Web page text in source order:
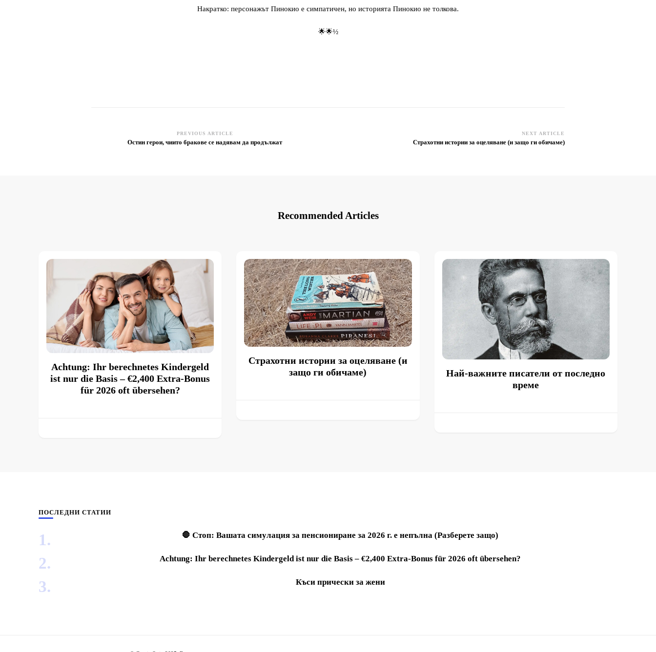
Накратко: персонажът Пинокио е симпатичен, но историята Пинокио не толкова.
🌟🌟½
PREVIOUS ARTICLE
Остин герои, чиито бракове се надявам да продължат
NEXT ARTICLE
Страхотни истории за оцеляване (и защо ги обичаме)
Recommended Articles
Achtung: Ihr berechnetes Kindergeld
ist nur die Basis – €2,400 Extra-Bonus
für 2026 oft übersehen?
Страхотни истории за оцеляване (и
защо ги обичаме)
Най-важните писатели от последно
време
ПОСЛЕДНИ СТАТИИ
🛑 Стоп: Вашата симулация за пенсиониране за 2026 г. е непълна (Разберете защо)
Achtung: Ihr berechnetes Kindergeld ist nur die Basis – €2,400 Extra-Bonus für 2026 oft übersehen?
Къси прически за жени